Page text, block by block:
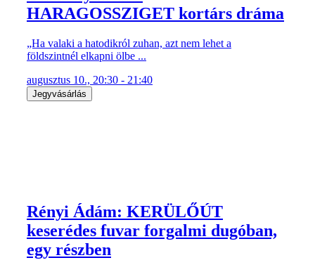
HARAGOSSZIGET kortárs dráma
„Ha valaki a hatodikról zuhan, azt nem lehet a
földszintnél elkapni ölbe ...
augusztus 10., 20:30 - 21:40
Jegyvásárlás
Rényi Ádám: KERÜLŐÚT
keserédes fuvar forgalmi dugóban,
egy részben